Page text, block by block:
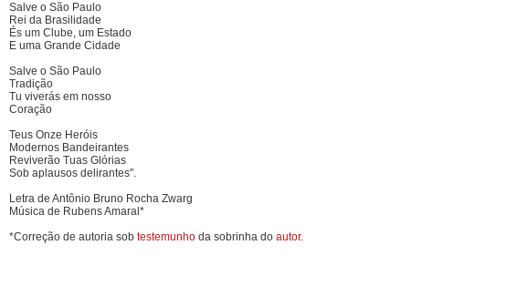
Salve o São Paulo
Rei da Brasilidade
És um Clube, um Estado
E uma Grande Cidade
Salve o São Paulo
Tradição
Tu viverás em nosso
Coração
Teus Onze Heróis
Modernos Bandeirantes
Reviverão Tuas Glórias
Sob aplausos delirantes".
Letra de Antônio Bruno Rocha Zwarg
Música de Rubens Amaral*
*Correção de autoria sob testemunho da sobrinha do autor.